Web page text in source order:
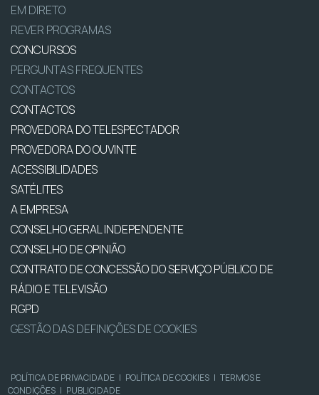
EM DIRETO
REVER PROGRAMAS
CONCURSOS
PERGUNTAS FREQUENTES
CONTACTOS
CONTACTOS
PROVEDORA DO TELESPECTADOR
PROVEDORA DO OUVINTE
ACESSIBILIDADES
SATÉLITES
A EMPRESA
CONSELHO GERAL INDEPENDENTE
CONSELHO DE OPINIÃO
CONTRATO DE CONCESSÃO DO SERVIÇO PÚBLICO DE
RÁDIO E TELEVISÃO
RGPD
GESTÃO DAS DEFINIÇÕES DE COOKIES
POLÍTICA DE PRIVACIDADE | POLÍTICA DE COOKIES | TERMOS E
CONDIÇÕES | PUBLICIDADE